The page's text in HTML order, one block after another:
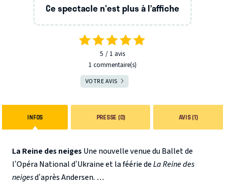
Ce spectacle n'est plus à l’affiche
5 1 avis
1 commentaire(s)
VOTRE AVIS
INFOS PRESSE (0) AVIS (1)
La Reine des neigesUne nouvelle venue du Ballet de
l’Opéra National d’Ukraine et la féérie deLa Reine des
neigesd’après Andersen.